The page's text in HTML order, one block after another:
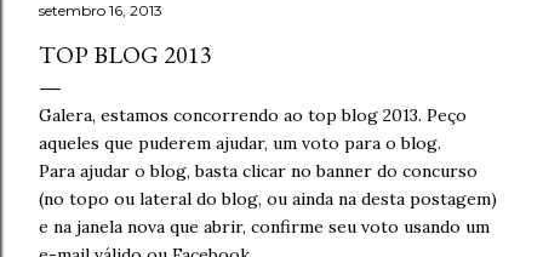
setembro 16, 2013
TOP BLOG 2013
Galera, estamos concorrendo ao top blog 2013. Peço
aqueles que puderem ajudar, um voto para o blog.
Para ajudar o blog, basta clicar no banner do concurso
(no topo ou lateral do blog, ou ainda na desta postagem)
e na janela nova que abrir, confirme seu voto usando um